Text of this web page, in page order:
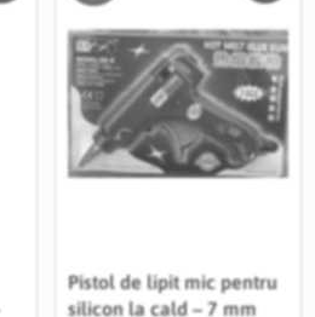
Pistol de lipit mic pentru
silicon la cald – 7 mm